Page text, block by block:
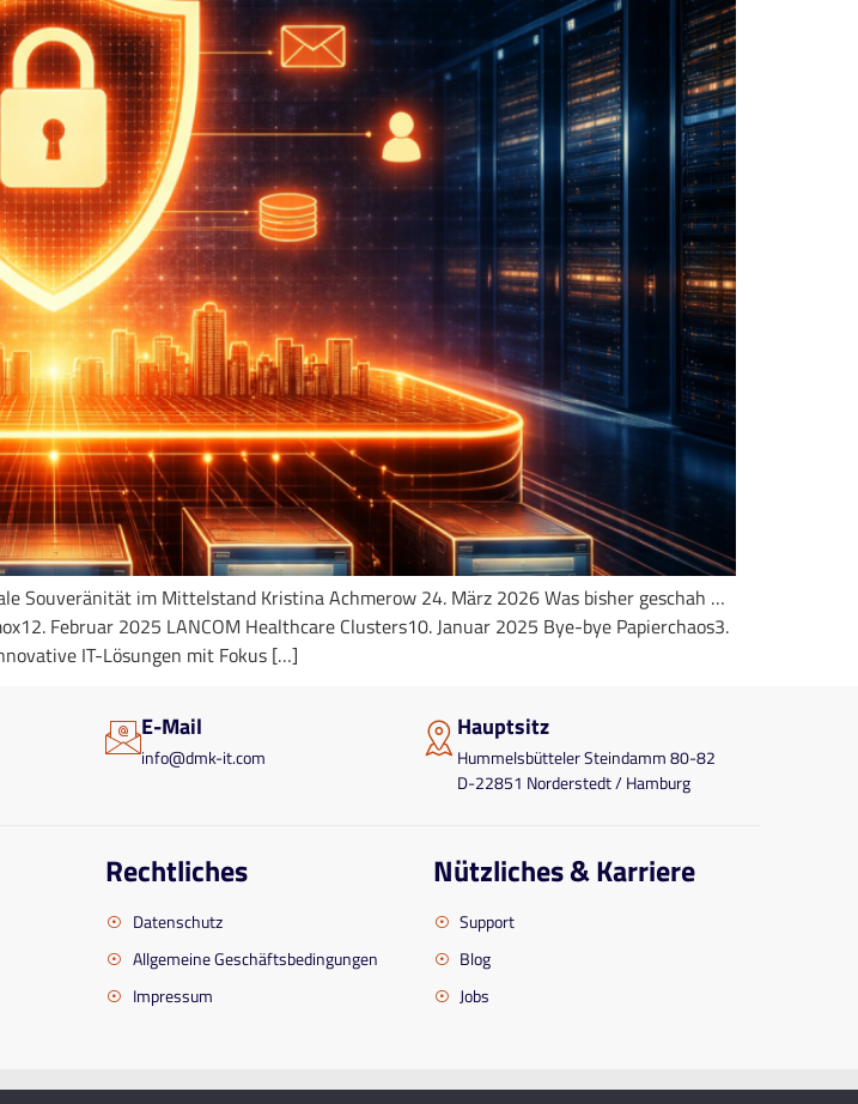
Souveränität im Mittelstand Kristina Achmerow 24. März 2026 Was bisher geschah …
Februar 2025 LANCOM Healthcare Clusters10. Januar 2025 Bye-bye Papierchaos3.
IT-Lösungen mit Fokus […]
E-Mail
info@dmk-it.com
Hauptsitz
Hummelsbütteler Steindamm 80-82
D-22851 Norderstedt / Hamburg
Rechtliches
Datenschutz
Allgemeine Geschäftsbedingungen
Impressum
Nützliches & Karriere
Support
Blog
Jobs